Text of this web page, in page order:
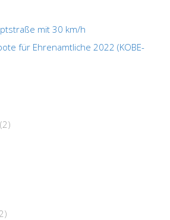
mit 30 km/h
für Ehrenamtliche 2022 (KOBE-
(2)